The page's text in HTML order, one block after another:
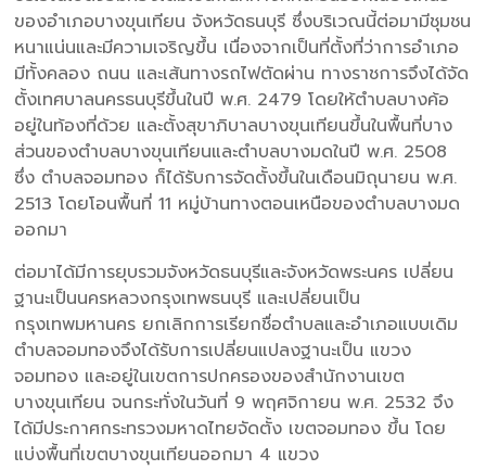
ของอำเภอบางขุนเทียน จังหวัดธนบุรี ซึ่งบริเวณนี้ต่อมามีชุมชน
หนาแน่นและมีความเจริญขึ้น เนื่องจากเป็นที่ตั้งที่ว่าการอำเภอ
มีทั้งคลอง ถนน และเส้นทางรถไฟตัดผ่าน ทางราชการจึงได้จัด
ตั้งเทศบาลนครธนบุรีขึ้นในปี พ.ศ. 2479 โดยให้ตำบลบางค้อ
อยู่ในท้องที่ด้วย และตั้งสุขาภิบาลบางขุนเทียนขึ้นในพื้นที่บาง
ส่วนของตำบลบางขุนเทียนและตำบลบางมดในปี พ.ศ. 2508
ซึ่ง ตำบลจอมทอง ก็ได้รับการจัดตั้งขึ้นในเดือนมิถุนายน พ.ศ.
2513 โดยโอนพื้นที่ 11 หมู่บ้านทางตอนเหนือของตำบลบางมด
ออกมา
ต่อมาได้มีการยุบรวมจังหวัดธนบุรีและจังหวัดพระนคร เปลี่ยน
ฐานะเป็นนครหลวงกรุงเทพธนบุรี และเปลี่ยนเป็น
กรุงเทพมหานคร ยกเลิกการเรียกชื่อตำบลและอำเภอแบบเดิม
ตำบลจอมทองจึงได้รับการเปลี่ยนแปลงฐานะเป็น แขวง
จอมทอง และอยู่ในเขตการปกครองของสำนักงานเขต
บางขุนเทียน จนกระทั่งในวันที่ 9 พฤศจิกายน พ.ศ. 2532 จึง
ได้มีประกาศกระทรวงมหาดไทยจัดตั้ง เขตจอมทอง ขึ้น โดย
แบ่งพื้นที่เขตบางขุนเทียนออกมา 4 แขวง